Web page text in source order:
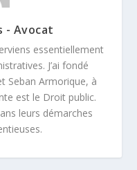
- Avocat
essentiellement
J’ai fondé
Seban Armorique, à
est le Droit public.
leurs démarches